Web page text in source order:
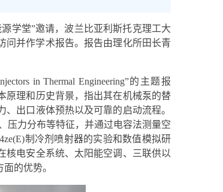
学堂”邀请，波兰比亚利斯托克理工大
问并作学术报告。报告由理化所田长青
in Thermal Engineering”的主题报
原理和历史背景，指出其在机械泵的替
出口液体预热以及可靠的启动流程。
压力分布等特征，并通过电容法测量空
制冷剂喷射器的实验和数值模拟研
核电安全系统、太阳能空调、三联供以
的优势。